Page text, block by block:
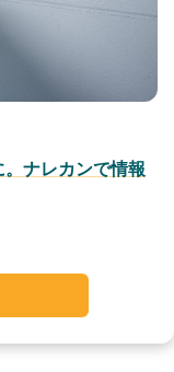
ナレカンで情報